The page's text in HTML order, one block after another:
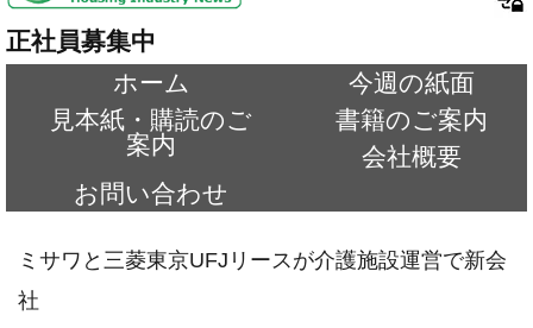
正社員募集中
ホーム
今週の紙面
見本紙・購読のご
案内
書籍のご案内
会社概要
お問い合わせ
ミサワと三菱東京UFJリースが介護施設運営で新会
社